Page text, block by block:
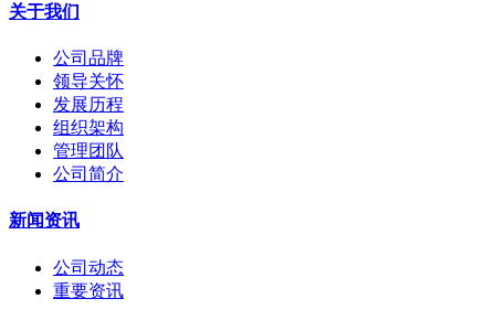
关于我们
公司品牌
领导关怀
发展历程
组织架构
管理团队
公司简介
新闻资讯
公司动态
重要资讯